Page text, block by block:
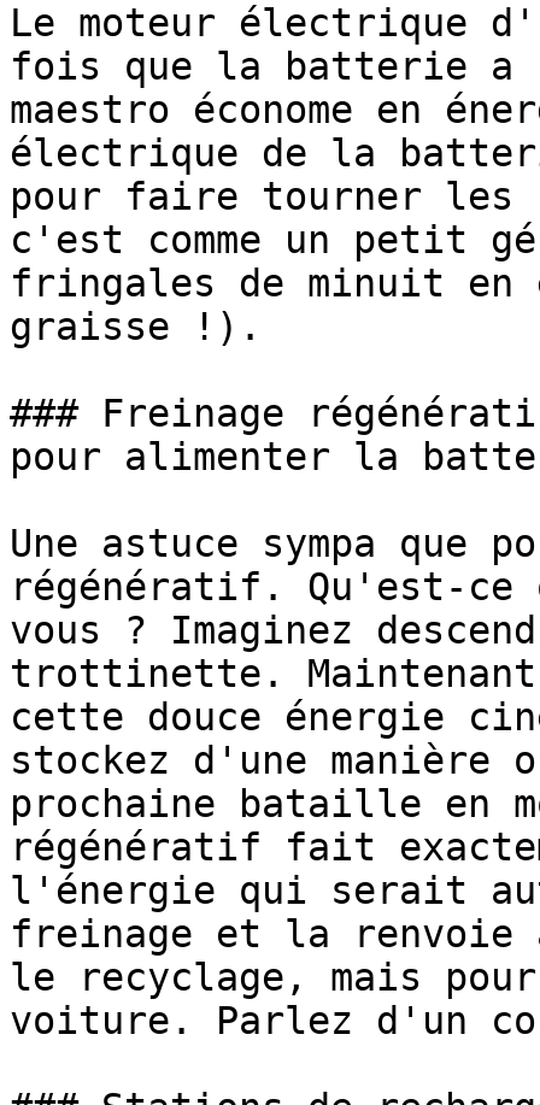
Le moteur électrique
fois que la batterie
maestro économe en
électrique de la
pour faire tourner les
c'est comme un petit
fringales de minuit en
graisse !).
### Freinage
pour alimenter la
Une astuce sympa que
régénératif. Qu'est-ce
vous ? Imaginez
trottinette.
cette douce énergie
stockez d'une manière
prochaine bataille en
régénératif fait
l'énergie qui serait
freinage et la renvoie
le recyclage, mais
voiture. Parlez d'un